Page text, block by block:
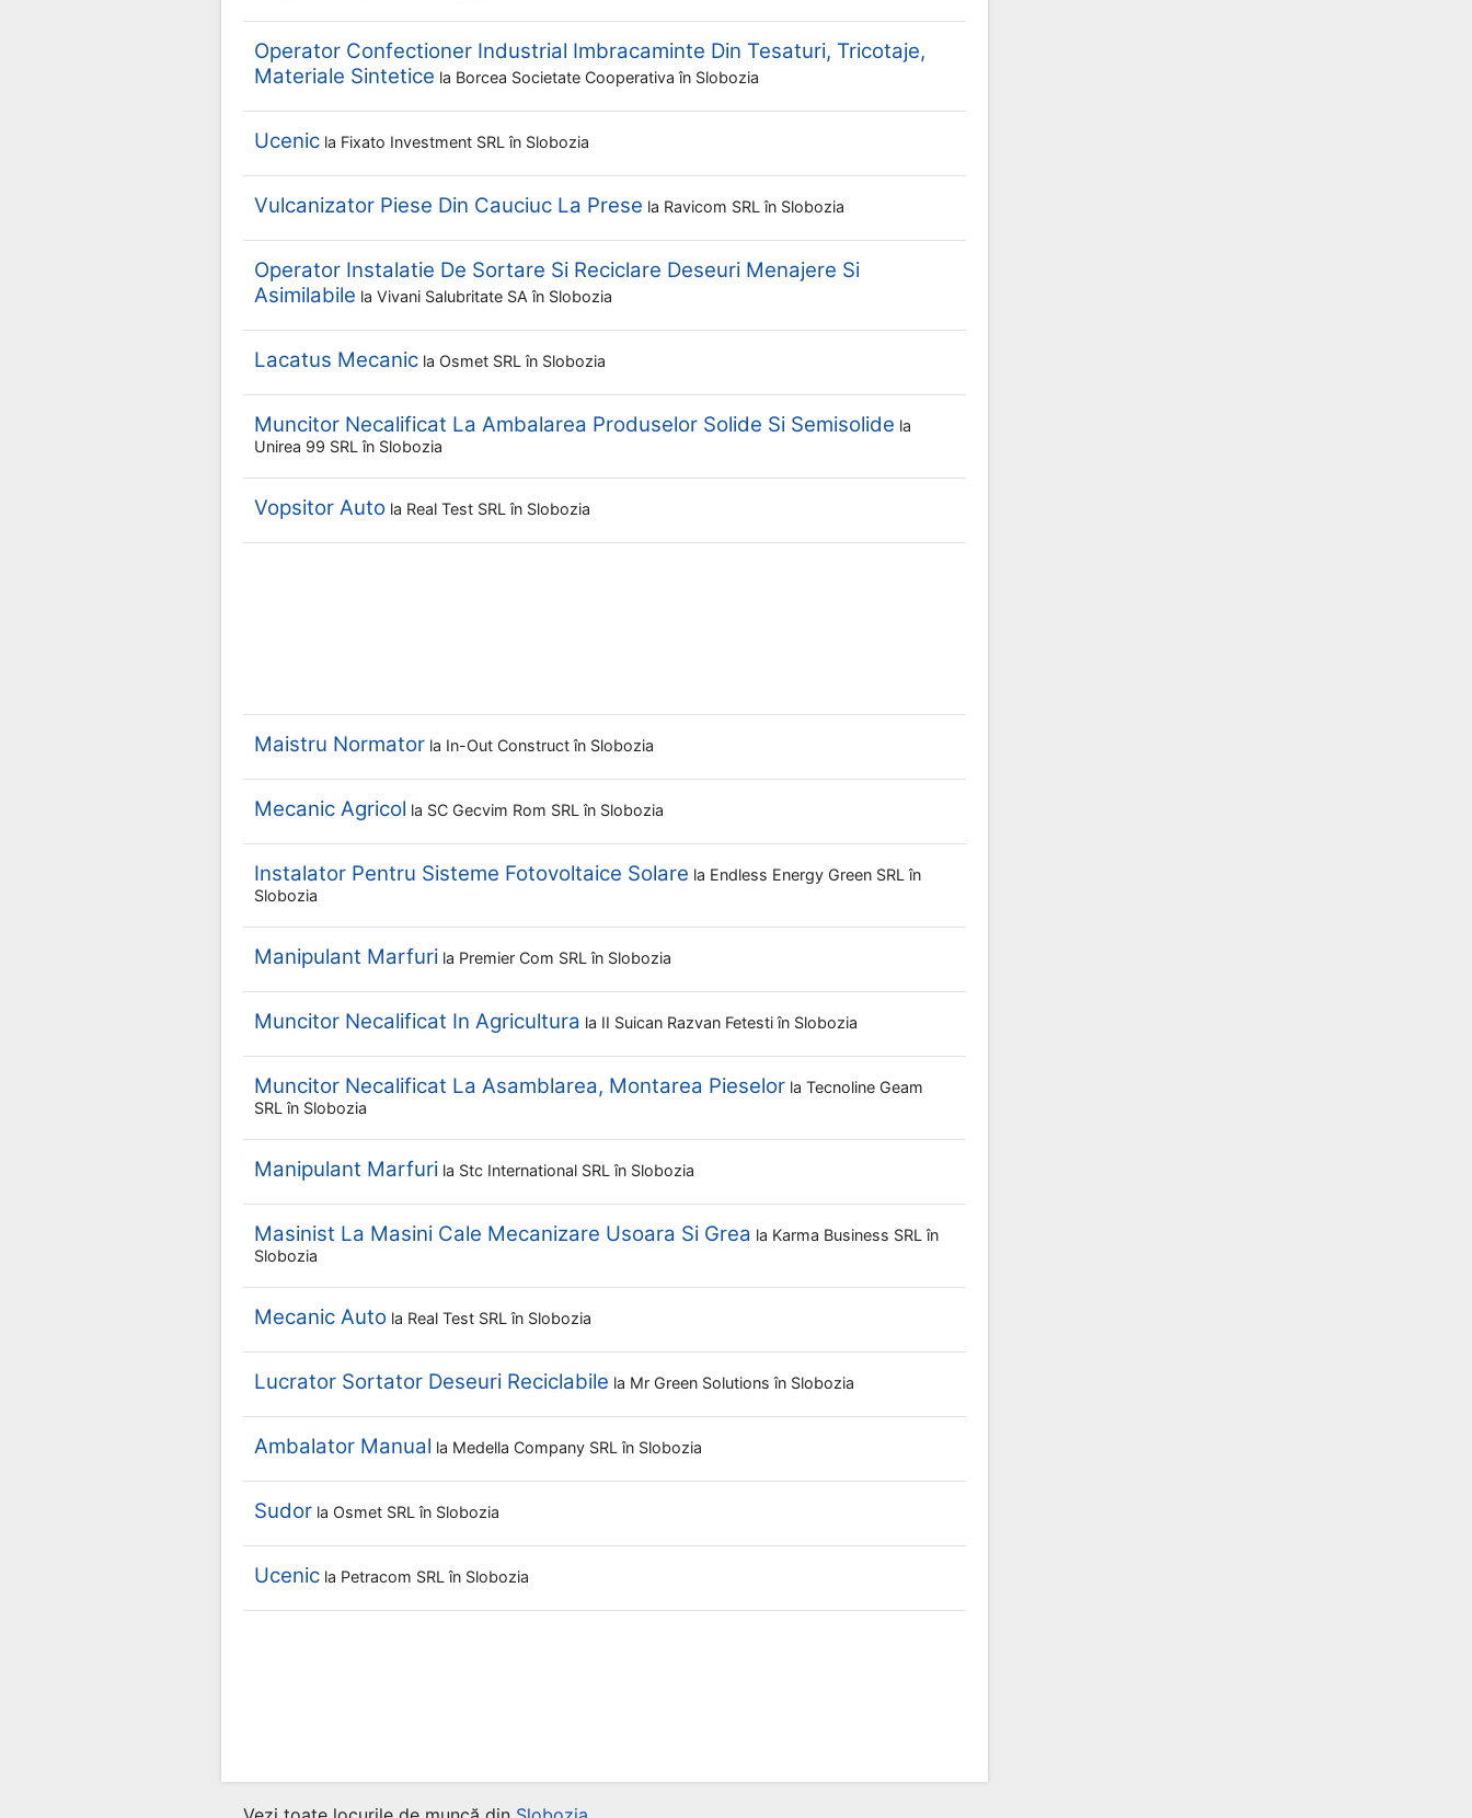
Operator Confectioner Industrial Imbracaminte Din Tesaturi, Tricotaje,
Materiale Sintetice la Borcea Societate Cooperativa în Slobozia
Ucenic la Fixato Investment SRL în Slobozia
Vulcanizator Piese Din Cauciuc La Prese la Ravicom SRL în Slobozia
Operator Instalatie De Sortare Si Reciclare Deseuri Menajere Si
Asimilabile la Vivani Salubritate SA în Slobozia
Lacatus Mecanic la Osmet SRL în Slobozia
Muncitor Necalificat La Ambalarea Produselor Solide Si Semisolide la
Unirea 99 SRL în Slobozia
Vopsitor Auto la Real Test SRL în Slobozia
Maistru Normator la In-Out Construct în Slobozia
Mecanic Agricol la SC Gecvim Rom SRL în Slobozia
Instalator Pentru Sisteme Fotovoltaice Solare la Endless Energy Green SRL în
Slobozia
Manipulant Marfuri la Premier Com SRL în Slobozia
Muncitor Necalificat In Agricultura la II Suican Razvan Fetesti în Slobozia
Muncitor Necalificat La Asamblarea, Montarea Pieselor la Tecnoline Geam
SRL în Slobozia
Manipulant Marfuri la Stc International SRL în Slobozia
Masinist La Masini Cale Mecanizare Usoara Si Grea la Karma Business SRL în
Slobozia
Mecanic Auto la Real Test SRL în Slobozia
Lucrator Sortator Deseuri Reciclabile la Mr Green Solutions în Slobozia
Ambalator Manual la Medella Company SRL în Slobozia
Sudor la Osmet SRL în Slobozia
Ucenic la Petracom SRL în Slobozia